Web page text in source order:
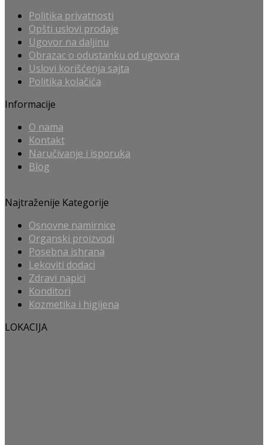
Politika privatnosti
Opšti uslovi prodaje
Ugovor na daljinu
Obrazac o odustanku od ugovora
Uslovi korišćenja sajta
Politika kolačića
Informacije
O nama
Kontakt
Naručivanje i isporuka
Blog
Najtraženije Kategorije
Osnovne namirnice
Organski proizvodi
Posebna ishrana
Lekoviti dodaci
Zdravi napici
Konditori
Kozmetika i higijena
LOKACIJA